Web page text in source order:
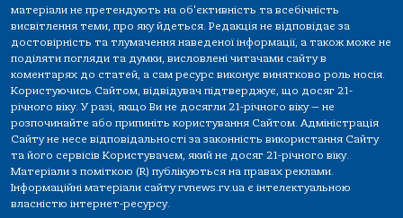
матеріали не претендують на об'єктивність та всебічність
висвітлення теми, про яку йдеться. Редакція не відповідає за
достовірність та тлумачення наведеної інформації, а також може не
поділяти погляди та думки, висловлені читачами сайту в
коментарях до статей, а сам ресурс виконує винятково роль носія.
Користуючись Сайтом, відвідувач підтверджує, що досяг 21-
річного віку. У разі, якщо Ви не досягли 21-річного віку — не
розпочинайте або припиніть користування Сайтом. Адміністрація
Сайту не несе відповідальності за законність використання Сайту
та його сервісів Користувачем, який не досяг 21-річного віку.
Матеріали з поміткою (R) публікуються на правах реклами.
Інформаційні матеріали сайту rvnews.rv.ua є інтелектуальною
власністю інтернет-ресурсу.